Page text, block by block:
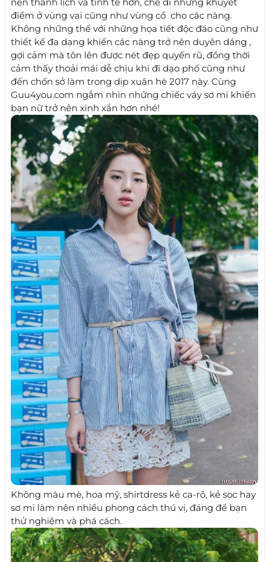
điểm ở vùng vai cũng như vùng cổ cho các nàng.
Không những thế với những họa tiết độc đáo cũng như
thiết kế đa dạng khiến các nàng trở nên duyên dáng ,
gợi cảm mà tôn lên được nét đẹp quyến rũ, đồng thời
cảm thấy thoải mái dễ chịu khi đi dạo phố cũng như
đến chốn sở làm trong dịp xuân hè 2017 này. Cùng
Guu4you.com ngắm nhìn những chiếc váy sơ mi khiến
bạn nữ trở nên xinh xắn hơn nhé!
Không màu mè, hoa mỹ, shirtdress kẻ ca-rô, kẻ sọc hay
sơ mi làm nên nhiều phong cách thú vị, đáng để bạn
thử nghiệm và phá cách.